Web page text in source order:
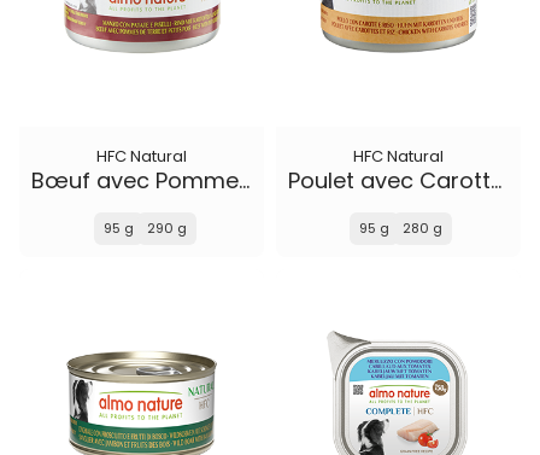
HFC Natural
Bœuf avec Pommes de Terre et Petits Pois
95 g 290 g
HFC Natural
Poulet avec Carottes et Riz
95 g 280 g